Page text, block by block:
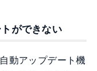
ができない
動アップデート機